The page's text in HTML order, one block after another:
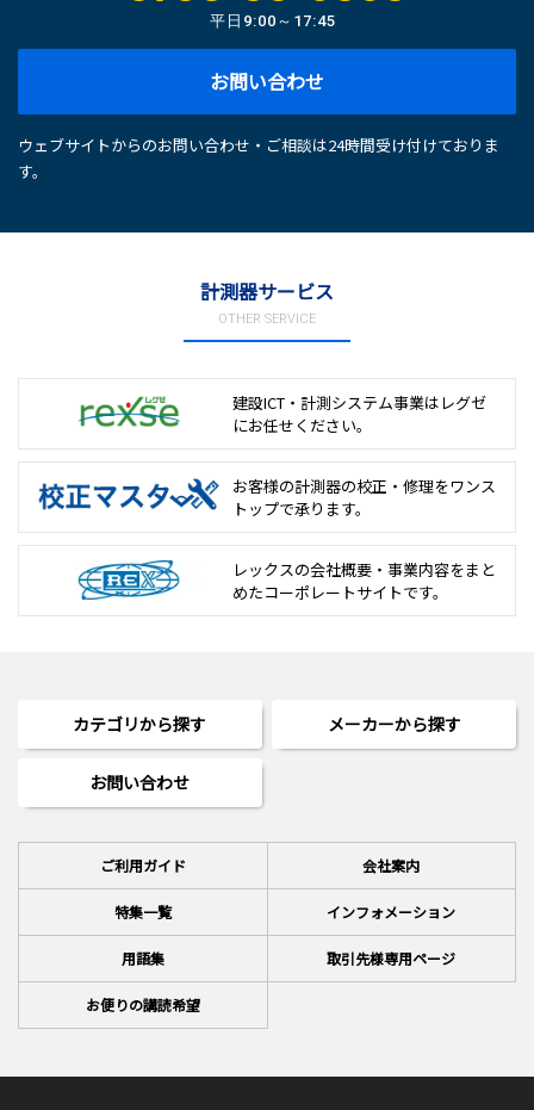
平日 9:00～17:45
お問い合わせ
ウェブサイトからのお問い合わせ・ご相談は24時間受け付けておりま
す。
計測器サービス
OTHER SERVICE
建設ICT・計測システム事業は レグゼ
にお任せください。
お客様の計測器の校正・修理をワンス
トップで承ります。
レックスの会社概要・事業内容をまと
めたコーポレートサイトです。
カテゴリから探す メーカーから探す
お問い合わせ
ご利用ガイド 会社案内
特集一覧 インフォメーション
用語集 取引先様専用ページ
お便りの講読希望